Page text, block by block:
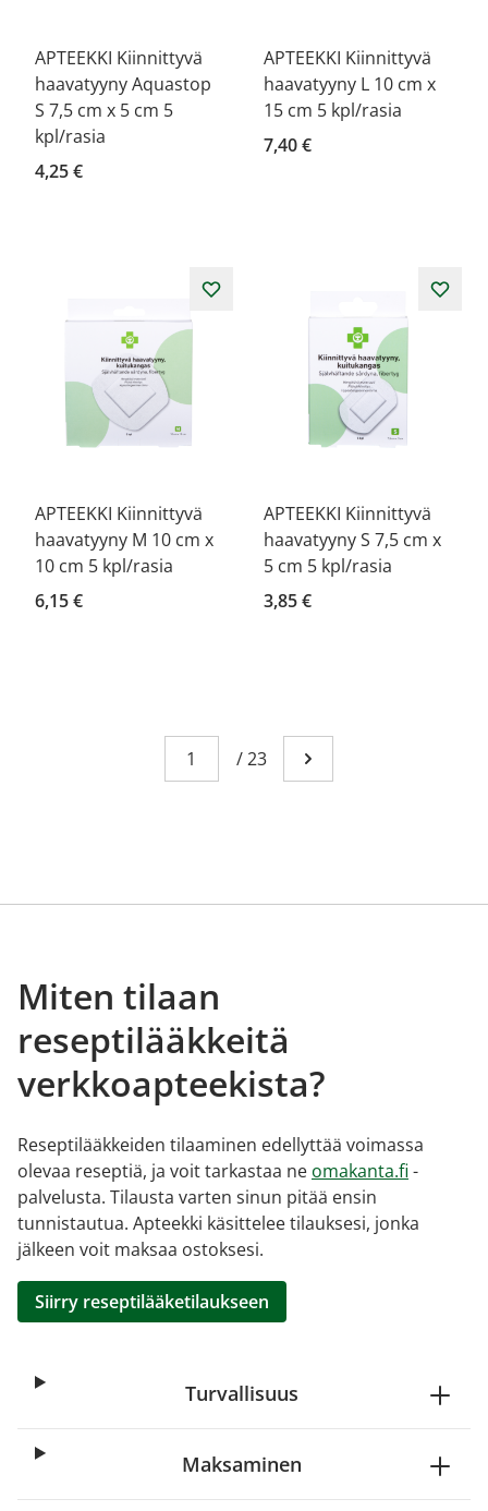
APTEEKKI Kiinnittyvä
haavatyyny Aquastop
S 7,5 cm x 5 cm 5
kpl/rasia
4,25 €
APTEEKKI Kiinnittyvä
haavatyyny L 10 cm x
15 cm 5 kpl/rasia
7,40 €
APTEEKKI Kiinnittyvä
haavatyyny M 10 cm x
10 cm 5 kpl/rasia
6,15 €
APTEEKKI Kiinnittyvä
haavatyyny S 7,5 cm x
5 cm 5 kpl/rasia
3,85 €
Sivu
You're currently reading page 1
/23 Mene seuraavalle
Miten tilaan
reseptilääkkeitä
verkkoapteekista?
Reseptilääkkeiden tilaaminen edellyttää voimassa
olevaa reseptiä, ja voit tarkastaa ne omakanta.fi -
palvelusta. Tilausta varten sinun pitää ensin
tunnistautua. Apteekki käsittelee tilauksesi, jonka
jälkeen voit maksaa ostoksesi.
Siirry reseptilääketilaukseen
Turvallisuus
Maksaminen